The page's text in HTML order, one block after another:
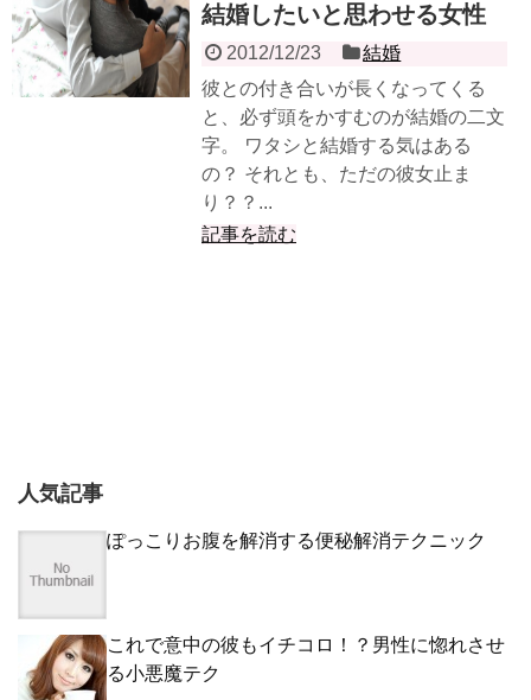
結婚したいと思わせる女性
2012/12/23
結婚
彼との付き合いが長くなってくる
と、必ず頭をかすむのが結婚の二文
字。 ワタシと結婚する気はある
の？ それとも、ただの彼女止ま
り？？...
記事を読む
人気記事
ぽっこりお腹を解消する便秘解消テクニック
これで意中の彼もイチコロ！？男性に惚れさせ
る小悪魔テク